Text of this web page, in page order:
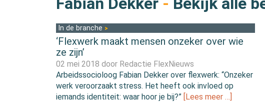
In de branche
‘Flexwerk maakt mensen onzeker over wie
ze zijn’
02 mei 2018 door Redactie FlexNieuws
Arbeidssocioloog Fabian Dekker over flexwerk: “Onzeker
werk veroorzaakt stress. Het heeft ook invloed op
iemands identiteit: waar hoor je bij?” [Lees meer …]